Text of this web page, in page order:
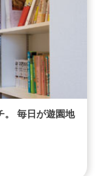
。 毎日が遊園地